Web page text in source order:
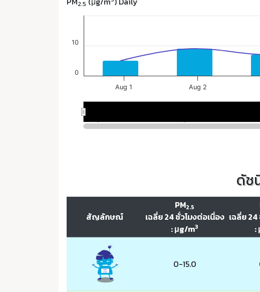
2.5
ดัช
สัญลักษณ์
PM2.5
เฉลี่ย 24 ชั่วโมงต่อเนื่อง
: μg/m3
เฉลี่ย
:
0-15.0